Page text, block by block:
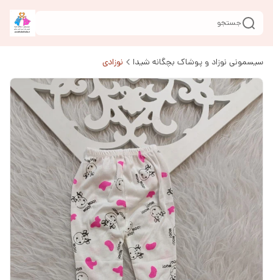
جستجو
سیسمونی نوزاد و پوشاک بچگانه شیدا نوزادی